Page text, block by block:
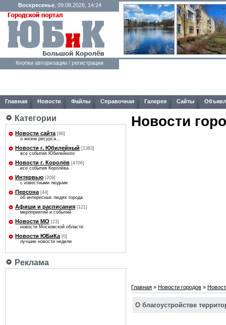
Воскресенье, 09.08.2026, 14:24
Кнопки авторизации / регистрации
Главная Новости Файлы Справочная Галерея Сайты
Категории
Новости сайта [96]
о жизни ресурса...
Новости г. Юбилейный [1383]
все события Юбилейного
Новости г. Королёв [4706]
все события Королёва
Интервью [209]
с известными людьми
Персона [44]
об интересных людях города
Афиши и расписания [121]
мероприятий и событий
Новости МО [23]
новости Московской области
Новости ЮБиКа [0]
лучшие новости недели
Реклама
Новости
Главная » Новости городов »
О благоустройстве